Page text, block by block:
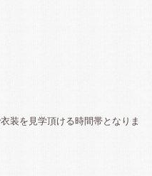
装を見学頂ける時間帯となりま